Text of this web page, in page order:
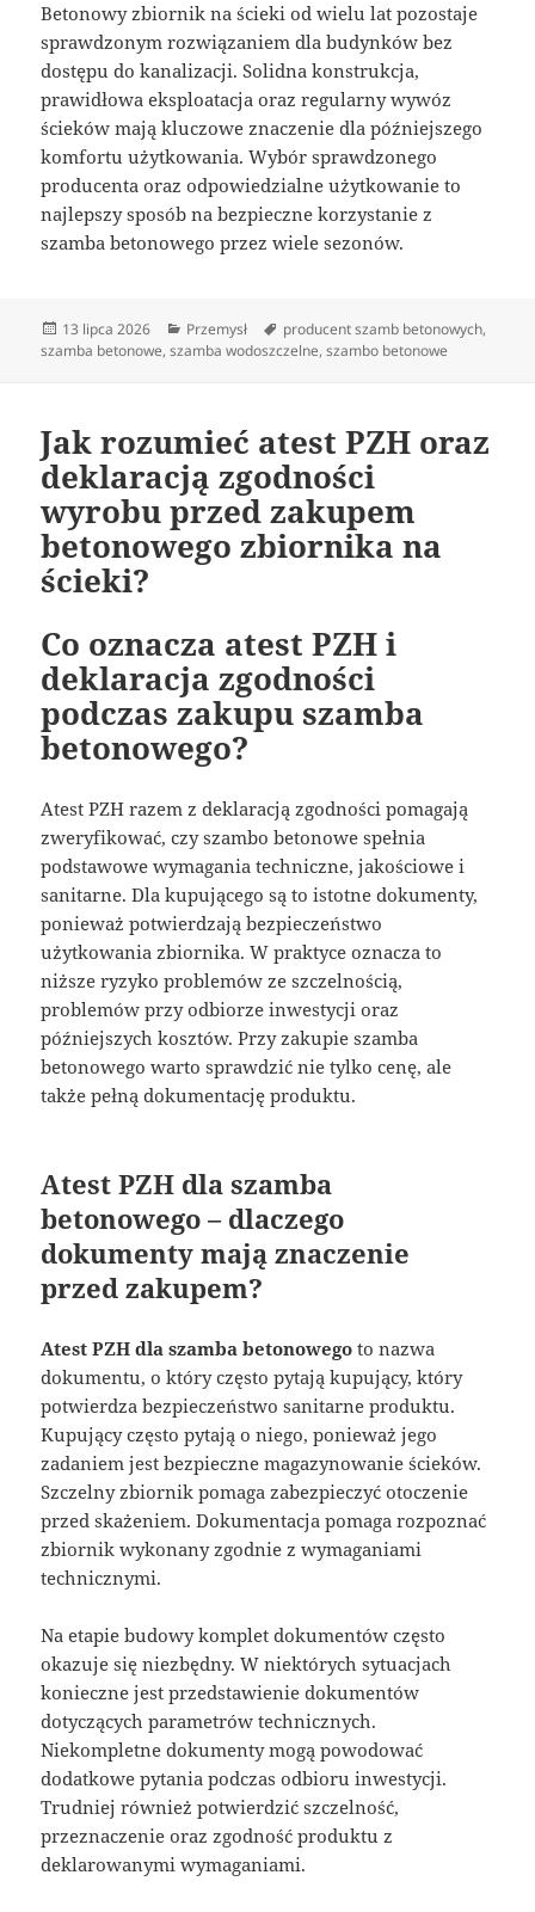
Betonowy zbiornik na ścieki od wielu lat pozostaje
sprawdzonym rozwiązaniem dla budynków bez
dostępu do kanalizacji. Solidna konstrukcja,
prawidłowa eksploatacja oraz regularny wywóz
ścieków mają kluczowe znaczenie dla późniejszego
komfortu użytkowania. Wybór sprawdzonego
producenta oraz odpowiedzialne użytkowanie to
najlepszy sposób na bezpieczne korzystanie z
szamba betonowego przez wiele sezonów.
Data
publikacji
13 lipca 2026 Kategorie
Przemysł Tagi
producent szamb betonowych,
szamba betonowe,szamba wodoszczelne,szambo betonowe
Jak rozumieć atest PZH oraz
deklaracją zgodności
wyrobu przed zakupem
betonowego zbiornika na
ścieki?
Co oznacza atest PZH i
deklaracja zgodności
podczas zakupu szamba
betonowego?
Atest PZH razem z deklaracją zgodności pomagają
zweryfikować, czy szambo betonowe spełnia
podstawowe wymagania techniczne, jakościowe i
sanitarne. Dla kupującego są to istotne dokumenty,
ponieważ potwierdzają bezpieczeństwo
użytkowania zbiornika. W praktyce oznacza to
niższe ryzyko problemów ze szczelnością,
problemów przy odbiorze inwestycji oraz
późniejszych kosztów. Przy zakupie szamba
betonowego warto sprawdzić nie tylko cenę, ale
także pełną dokumentację produktu.
Atest PZH dla szamba
betonowego – dlaczego
dokumenty mają znaczenie
przed zakupem?
Atest PZH dla szamba betonowego to nazwa
dokumentu, o który często pytają kupujący, który
potwierdza bezpieczeństwo sanitarne produktu.
Kupujący często pytają o niego, ponieważ jego
zadaniem jest bezpieczne magazynowanie ścieków.
Szczelny zbiornik pomaga zabezpieczyć otoczenie
przed skażeniem. Dokumentacja pomaga rozpoznać
zbiornik wykonany zgodnie z wymaganiami
technicznymi.
Na etapie budowy komplet dokumentów często
okazuje się niezbędny. W niektórych sytuacjach
konieczne jest przedstawienie dokumentów
dotyczących parametrów technicznych.
Niekompletne dokumenty mogą powodować
dodatkowe pytania podczas odbioru inwestycji.
Trudniej również potwierdzić szczelność,
przeznaczenie oraz zgodność produktu z
deklarowanymi wymaganiami.